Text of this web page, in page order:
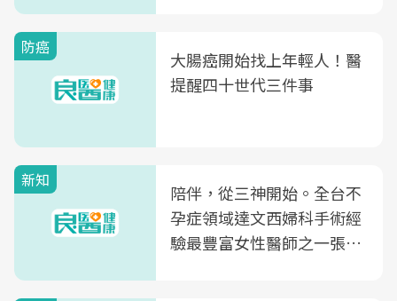
防癌
大腸癌開始找上年輕人！醫
提醒四十世代三件事
新知
陪伴，從三神開始。全台不
孕症領域達文西婦科手術經
驗最豐富女性醫師之一張永